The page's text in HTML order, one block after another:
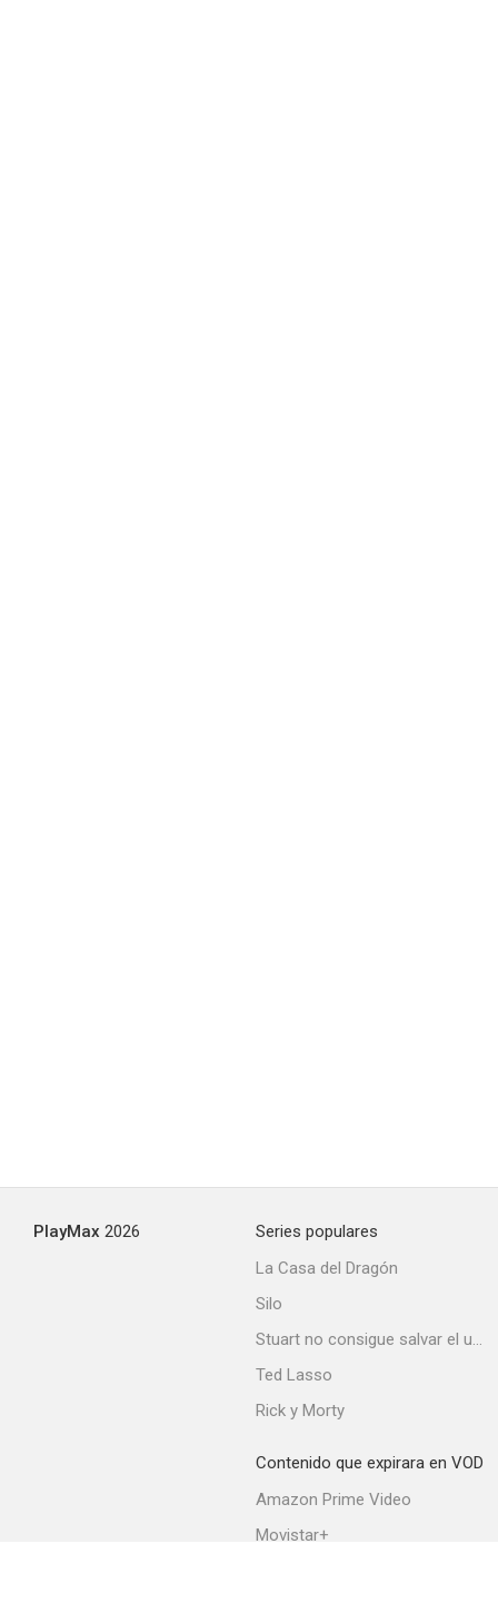
PlayMax 2026
Series populares
La Casa del Dragón
Silo
Stuart no consigue salvar el universo
Ted Lasso
Rick y Morty
Contenido que expirara en VOD
Amazon Prime Video
Movistar+